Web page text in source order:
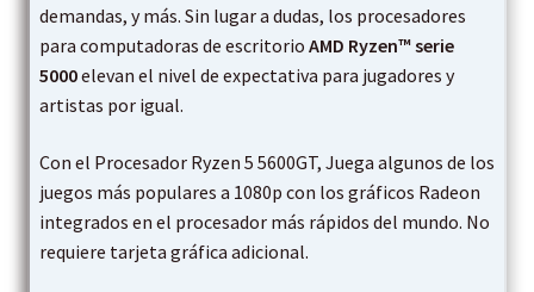
demandas, y más. Sin lugar a dudas, los procesadores
para computadoras de escritorio AMD Ryzen™ serie
5000elevan el nivel de expectativa para jugadores y
artistas por igual.
Con el Procesador Ryzen 5 5600GT, Juega algunos de los
juegos más populares a 1080p con los gráficos Radeon
integrados en el procesador más rápidos del mundo. No
requiere tarjeta gráfica adicional.